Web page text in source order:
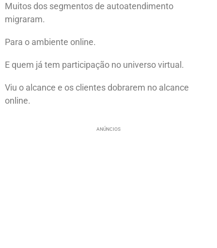
Muitos dos segmentos de autoatendimento
migraram.
Para o ambiente online.
E quem já tem participação no universo virtual.
Viu o alcance e os clientes dobrarem no alcance
online.
ANÚNCIOS